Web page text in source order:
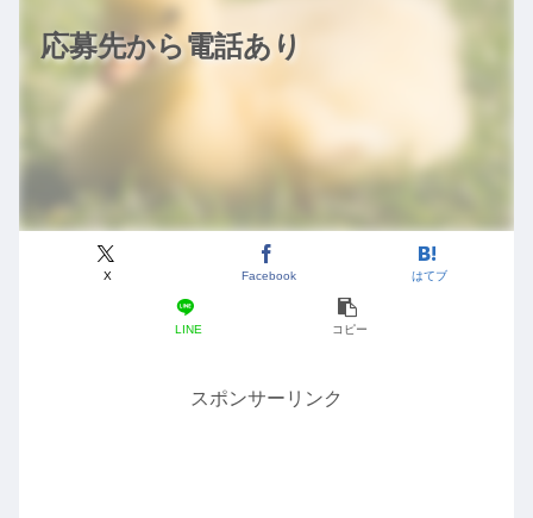
応募先から電話あり
X Facebook はてブ
LINE コピー
スポンサーリンク